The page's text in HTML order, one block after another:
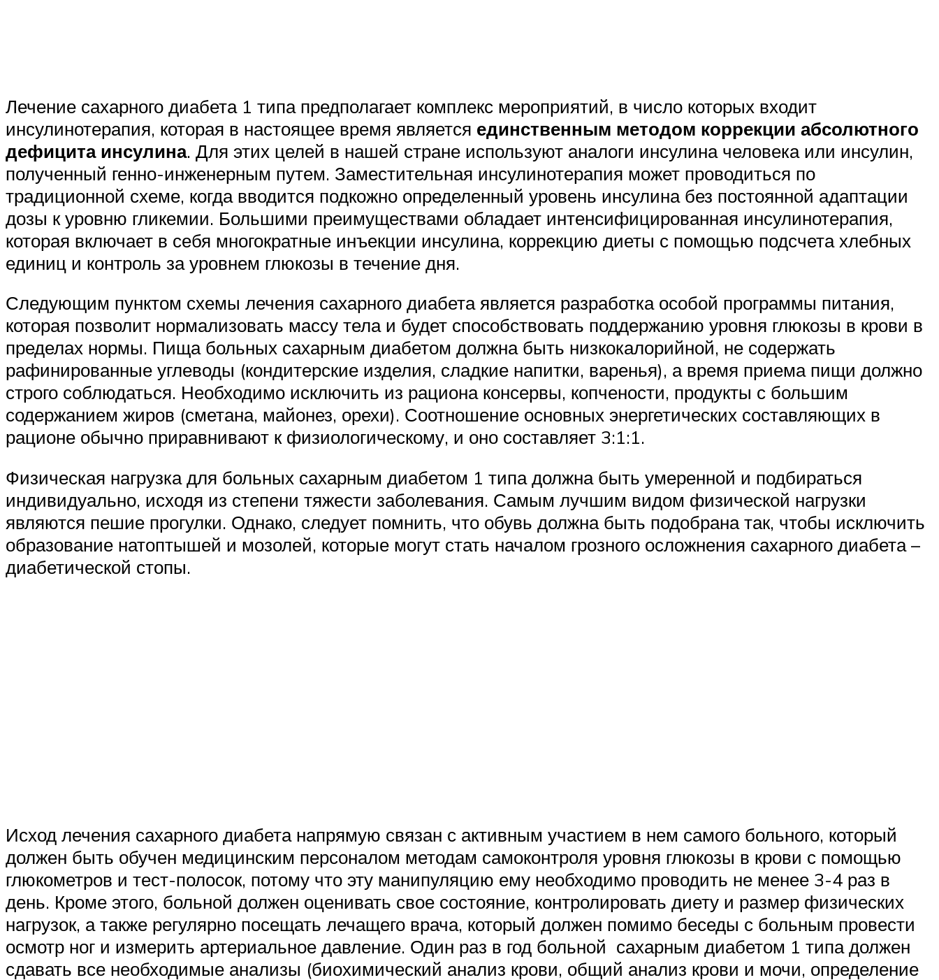
Лечение сахарного диабета 1 типа предполагает комплекс мероприятий, в число которых входит
инсулинотерапия, которая в настоящее время является единственным методом коррекции абсолютного
дефицита инсулина. Для этих целей в нашей стране используют аналоги инсулина человека или инсулин,
полученный генно-инженерным путем. Заместительная инсулинотерапия может проводиться по
традиционной схеме, когда вводится подкожно определенный уровень инсулина без постоянной адаптации
дозы к уровню гликемии. Большими преимуществами обладает интенсифицированная инсулинотерапия,
которая включает в себя многократные инъекции инсулина, коррекцию диеты с помощью подсчета хлебных
единиц и контроль за уровнем глюкозы в течение дня.
Следующим пунктом схемы лечения сахарного диабета является разработка особой программы питания,
которая позволит нормализовать массу тела и будет способствовать поддержанию уровня глюкозы в крови в
пределах нормы. Пища больных сахарным диабетом должна быть низкокалорийной, не содержать
рафинированные углеводы (кондитерские изделия, сладкие напитки, варенья), а время приема пищи должно
строго соблюдаться. Необходимо исключить из рациона консервы, копчености, продукты с большим
содержанием жиров (сметана, майонез, орехи). Соотношение основных энергетических составляющих в
рационе обычно приравнивают к физиологическому, и оно составляет 3:1:1.
Физическая нагрузка для больных сахарным диабетом 1 типа должна быть умеренной и подбираться
индивидуально, исходя из степени тяжести заболевания. Самым лучшим видом физической нагрузки
являются пешие прогулки. Однако, следует помнить, что обувь должна быть подобрана так, чтобы исключить
образование натоптышей и мозолей, которые могут стать началом грозного осложнения сахарного диабета –
диабетической стопы.
Исход лечения сахарного диабета напрямую связан с активным участием в нем самого больного, который
должен быть обучен медицинским персоналом методам самоконтроля уровня глюкозы в крови с помощью
глюкометров и тест-полосок, потому что эту манипуляцию ему необходимо проводить не менее 3-4 раз в
день. Кроме этого, больной должен оценивать свое состояние, контролировать диету и размер физических
нагрузок, а также регулярно посещать лечащего врача, который должен помимо беседы с больным провести
осмотр ног и измерить артериальное давление. Один раз в год больной сахарным диабетом 1 типа должен
сдавать все необходимые анализы (биохимический анализ крови, общий анализ крови и мочи, определение